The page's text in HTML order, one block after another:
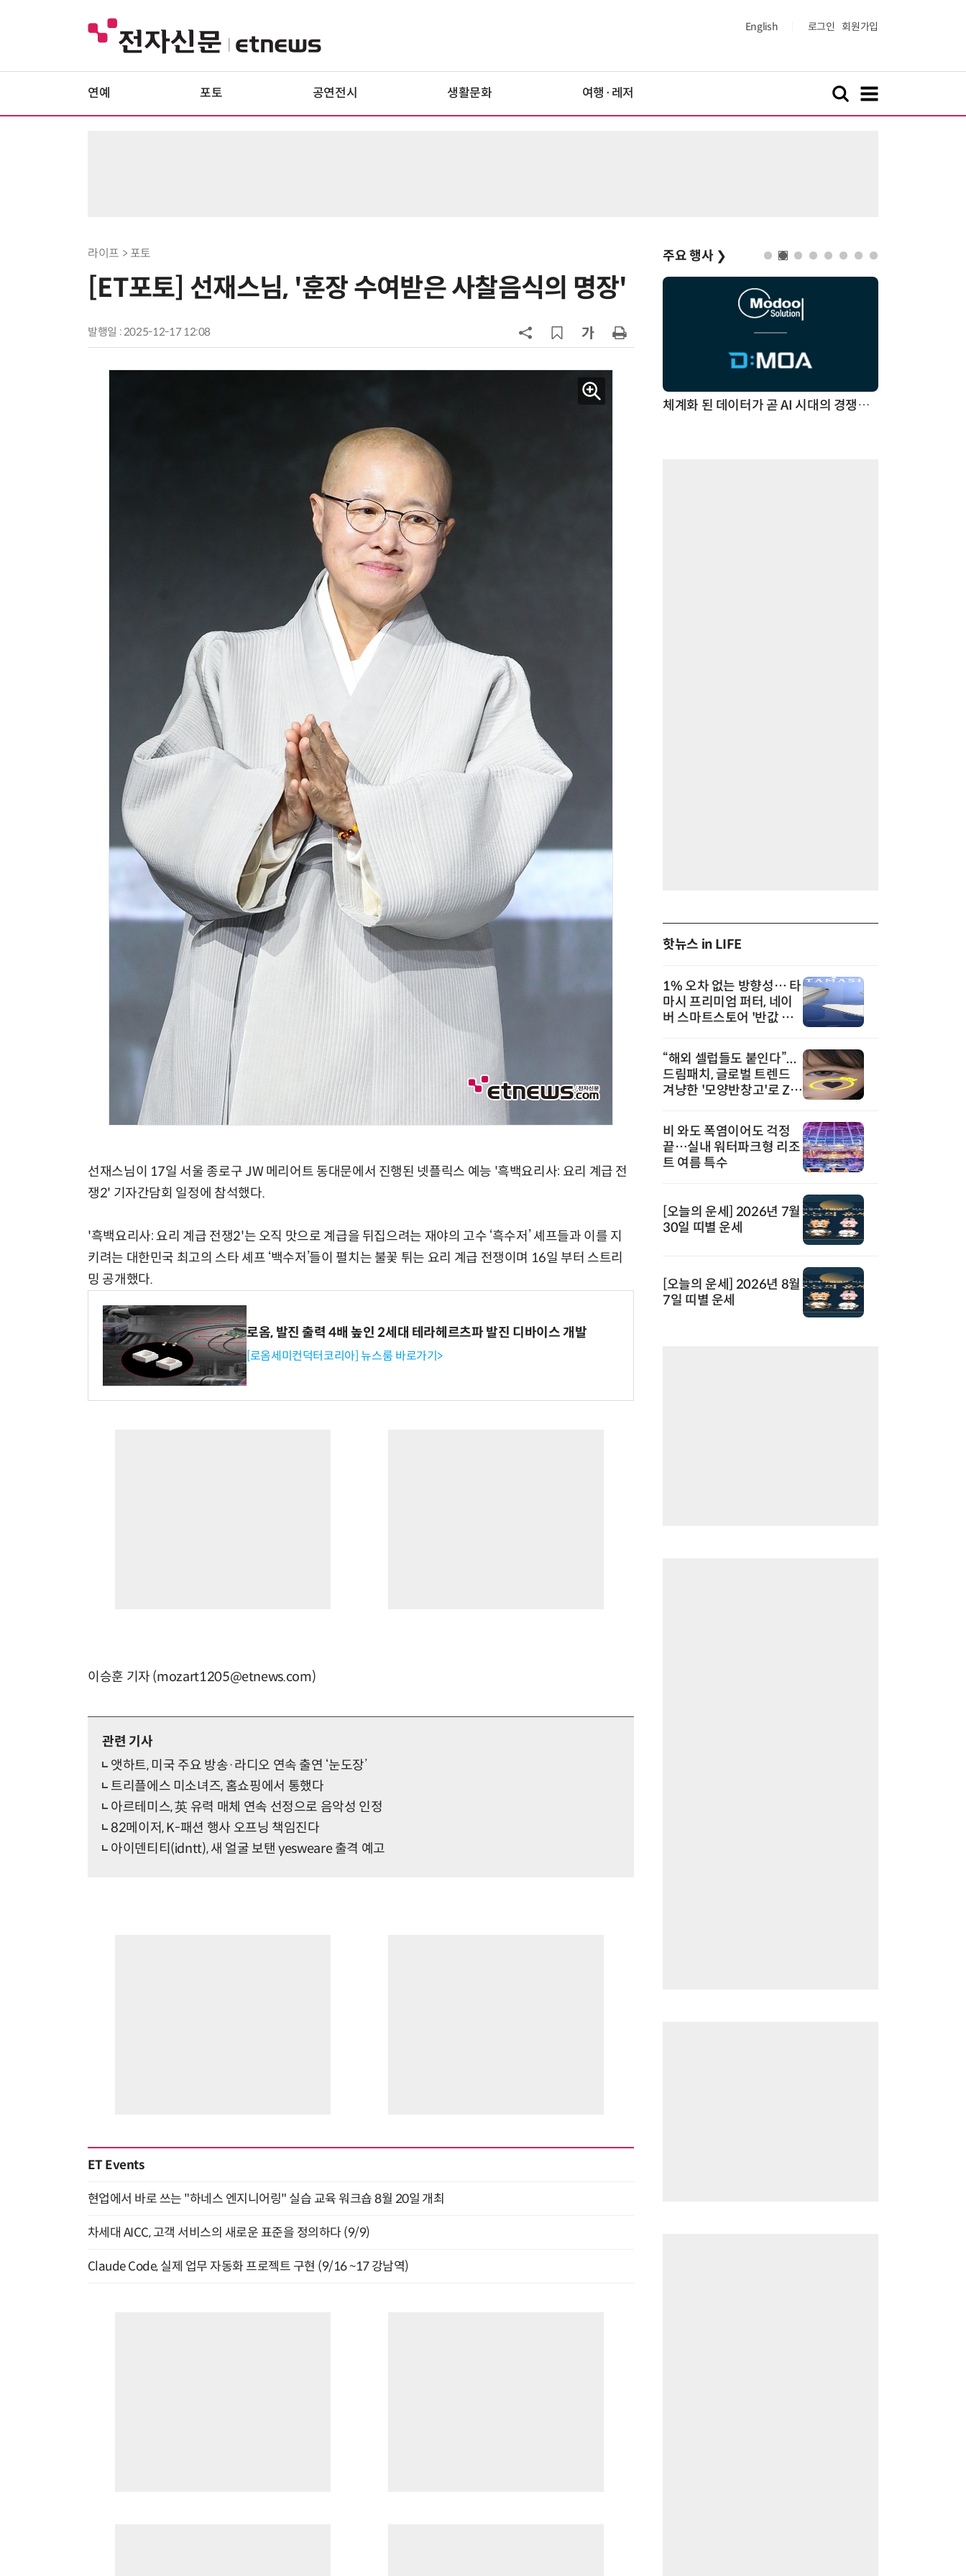
English 로그인 회원가입
연예 포토 공연전시 생활문화 여행·레저
라이프 > 포토
[ET포토] 선재스님, '훈장 수여받은 사찰음식의 명장'
발행일 : 2025-12-17 12:08
선재스님이 17일 서울 종로구 JW 메리어트 동대문에서 진행된 넷플릭스 예능 '흑백요리사: 요리 계급 전
쟁2' 기자간담회 일정에 참석했다.
'흑백요리사: 요리 계급 전쟁2'는 오직 맛으로 계급을 뒤집으려는 재야의 고수 ‘흑수저’ 셰프들과 이를 지
키려는 대한민국 최고의 스타 셰프 ‘백수저’들이 펼치는 불꽃 튀는 요리 계급 전쟁이며 16일 부터 스트리
밍 공개했다.
로옴, 발진 출력 4배 높인 2세대 테라헤르츠파 발진 디바이스 개발
[로옴세미컨덕터코리아] 뉴스룸 바로가기>
이승훈 기자 (mozart1205@etnews.com)
관련 기사
앳하트, 미국 주요 방송·라디오 연속 출연 ‘눈도장’
트리플에스 미소녀즈, 홈쇼핑에서 통했다
아르테미스, 英 유력 매체 연속 선정으로 음악성 인정
82메이저, K-패션 행사 오프닝 책임진다
아이덴티티(idntt), 새 얼굴 보탠 yesweare 출격 예고
ET Events
현업에서 바로 쓰는 "하네스 엔지니어링" 실습 교육 워크숍 8월 20일 개최
차세대 AICC, 고객 서비스의 새로운 표준을 정의하다 (9/9)
Claude Code, 실제 업무 자동화 프로젝트 구현 (9/16 ~17 강남역)
주요 행사 ❯
체계화 된 데이터가 곧 AI 시대의 경쟁력이다
핫뉴스 in LIFE
1% 오차 없는 방향성… 타
마시 프리미엄 퍼터, 네이
버 스마트스토어 '반값 할
“해외 셀럽들도 붙인다”...
드림패치, 글로벌 트렌드
겨냥한 '모양반창고'로 Z세
비 와도 폭염이어도 걱정
끝…실내 워터파크형 리조
트 여름 특수
[오늘의 운세] 2026년 7월
30일 띠별 운세
[오늘의 운세] 2026년 8월
7일 띠별 운세